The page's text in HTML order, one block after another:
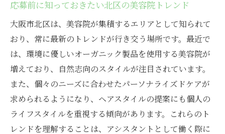
先輩スタッフに学ぶ効率的な成長の道筋
初心者が気を付けるべきマナーとコミュニ
ケーション
安心して働くためのサポート体制チェック
大阪市北区で自分らしく働ける美容院アシスタ
ントパート求人の見つけ方
自分の価値観に合ったサロンの選び方
個性を活かせる職場環境の見極め方
応募前に知っておきたい北区の美容院トレンド
大阪市北区は、美容院が集積するエリアとして知られて
おり、常に最新のトレンドが行き交う場所です。最近で
は、環境に優しいオーガニック製品を使用する美容院が
増えており、自然志向のスタイルが注目されています。
また、個々のニーズに合わせたパーソナライズドケアが
求められるようになり、ヘアスタイルの提案にも個人の
ライフスタイルを重視する傾向があります。これらのト
レンドを理解することは、アシスタントとして働く際に